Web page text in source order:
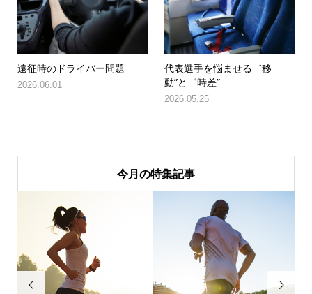
遠征時のドライバー問題
2026.06.01
代表選手を悩ませる゛移
動”と゛時差”
2026.05.25
今月の特集記事
 